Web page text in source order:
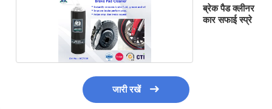
ब्रेक पैड क्लीनर
कार सफाई स्प्रे
जारी रखें